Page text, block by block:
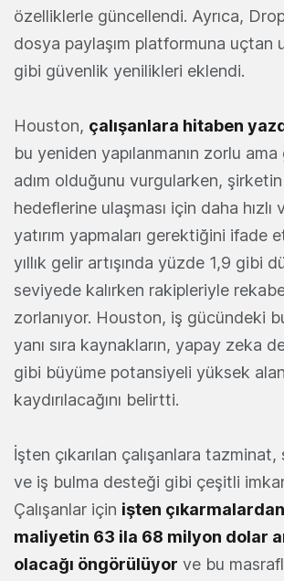
özelliklerle güncellendi. Ayrıca,
dosya paylaşım platformuna uçtan
gibi güvenlik yenilikleri eklendi.
Houston, çalışanlara hitaben
bu yeniden yapılanmanın zorlu
adım olduğunu vurgularken,
hedeflerine ulaşması için daha hızlı
yatırım yapmaları gerektiğini ifade
yıllık gelir artışında yüzde 1,9 gibi
seviyede kalırken rakipleriyle
zorlanıyor. Houston, iş gücündeki
yanı sıra kaynakların, yapay zeka
gibi büyüme potansiyeli yüksek
kaydırılacağını belirtti.
İşten çıkarılan çalışanlara tazminat,
ve iş bulma desteği gibi çeşitli
Çalışanlar için işten
maliyetin 63 ila 68 milyon dolar
olacağı öngörülüyor ve bu